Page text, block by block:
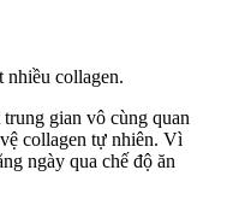
nhiều collagen.
gian vô cùng quan
collagen tự nhiên. Vì
ngày qua chế độ ăn